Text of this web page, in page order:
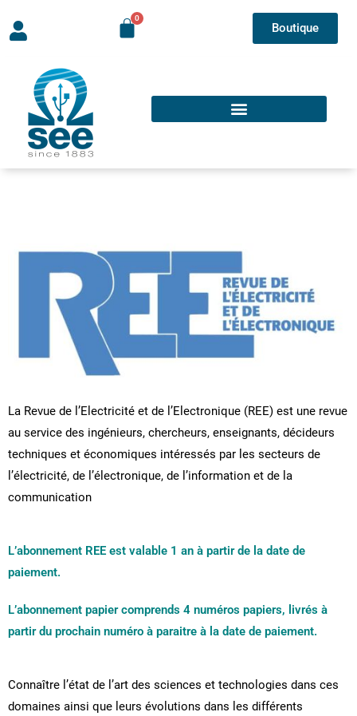
Boutique
La Revue de l’Electricité et de l’Electronique (REE) est une revue
au service des ingénieurs, chercheurs, enseignants, décideurs
techniques et économiques intéressés par les secteurs de
l’électricité, de l’électronique, de l’information et de la
communication
L’abonnement REE est valable 1 an à partir de la date de
paiement.
L’abonnement papier comprends 4 numéros papiers, livrés à
partir du prochain numéro à paraitre à la date de paiement.
Connaître l’état de l’art des sciences et technologies dans ces
domaines ainsi que leurs évolutions dans les différents